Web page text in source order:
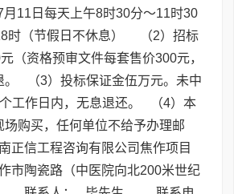
11日每天上午8时30分～11时30
时（节假日不休息） （2）招标
（资格预审文件每套售价300元，
。 （3）投标保证金伍万元。未中
工作日内，无息退还。 （4）本
场购买，任何单位不给予办理邮
信工程咨询有限公司焦作项目
陶瓷路（中医院向北200米世纪